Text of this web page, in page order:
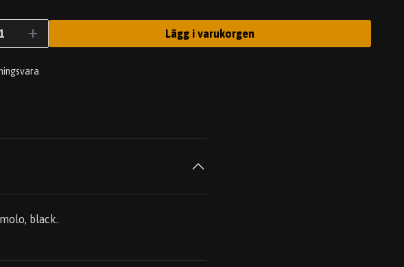
Lägg i varukorgen
black.